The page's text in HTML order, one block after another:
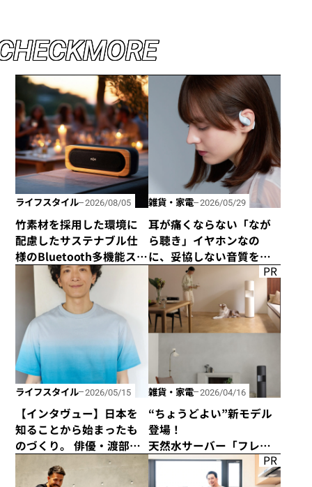
HECKMORE
ライフスタイル 2026/08/05
竹素材を採用した環境に
配慮したサステナブル仕
様のBluetooth多機能ス
ピーカー「Get Together
Go」が新登場！
雑貨・家電 2026/05/29
耳が痛くならない「なが
ら聴き」イヤホンなの
に、妥協しない音質を追
求した「HP-H300BT」が
発売！
ライフスタイル 2026/05/15
【インタヴュー】日本を
知ることから始まったも
のづくり。 俳優・渡部豪
太の新プロジェクト
「Gotas」
PR
雑貨・家電 2026/04/16
“ちょうどよい”新モデル
登場！
天然水サーバー「フレ
シャス・デュオ」がリ
PR